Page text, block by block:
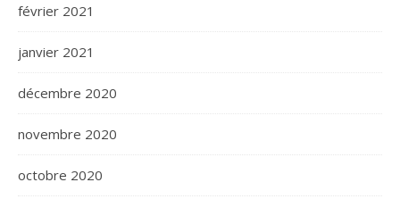
février 2021
janvier 2021
décembre 2020
novembre 2020
octobre 2020